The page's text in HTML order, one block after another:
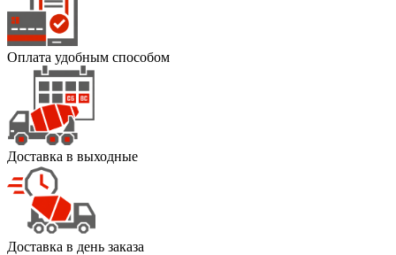
Оплата удобным способом
Доставка в выходные
Доставка в день заказа